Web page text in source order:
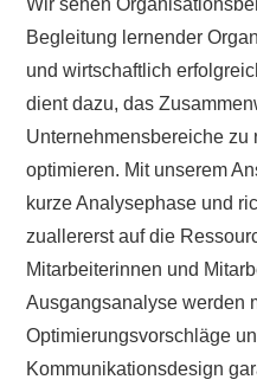
Wir sehen
Begleitung lernender
und wirtschaftlich
dient dazu, das
Unternehmensbereiche zu
optimieren. Mit unserem
kurze Analysephase und
zuallererst auf die
Mitarbeiterinnen und
Ausgangsanalyse werden
Optimierungsvorschläge
Kommunikationsdesign